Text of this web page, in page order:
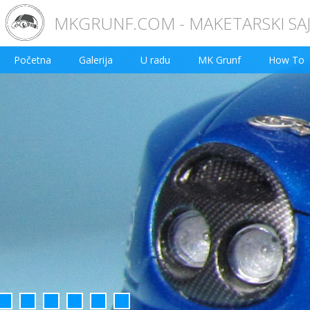
MKGRUNF.COM - MAKETARSKI
Početna Galerija U radu MK Grunf How To